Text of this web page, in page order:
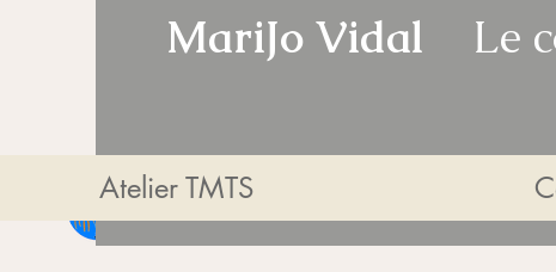
MariJo Vidal Le
Atelier TMTS